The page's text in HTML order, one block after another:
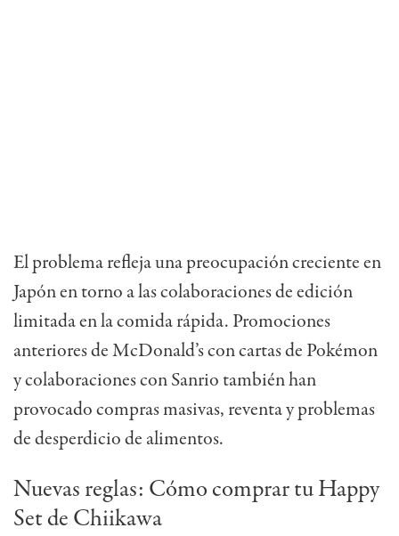
El problema refleja una preocupación creciente en
Japón en torno a las colaboraciones de edición
limitada en la comida rápida. Promociones
anteriores de McDonald’s con cartas de Pokémon
y colaboraciones con Sanrio también han
provocado compras masivas, reventa y problemas
de desperdicio de alimentos.
Nuevas reglas: Cómo comprar tu Happy
Set de Chiikawa